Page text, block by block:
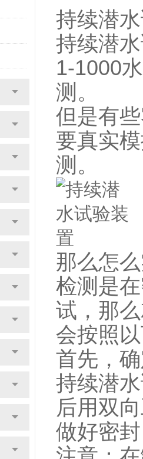
持续潜
持续潜
1-1000
测。
但是有
要真实
测。
那么怎
检测是
试，那
会按照
首先，
持续潜
后用双
做好密